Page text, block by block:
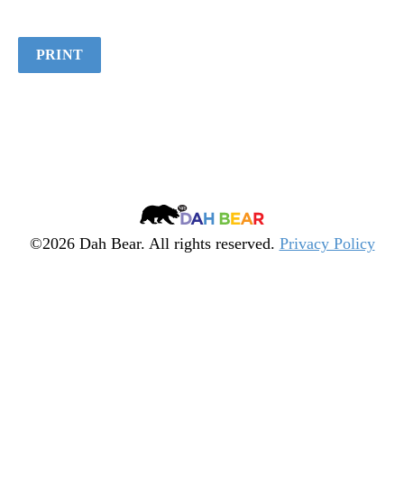
PRINT
Dah
Bear
©2026 Dah Bear. All rights reserved. Privacy Policy